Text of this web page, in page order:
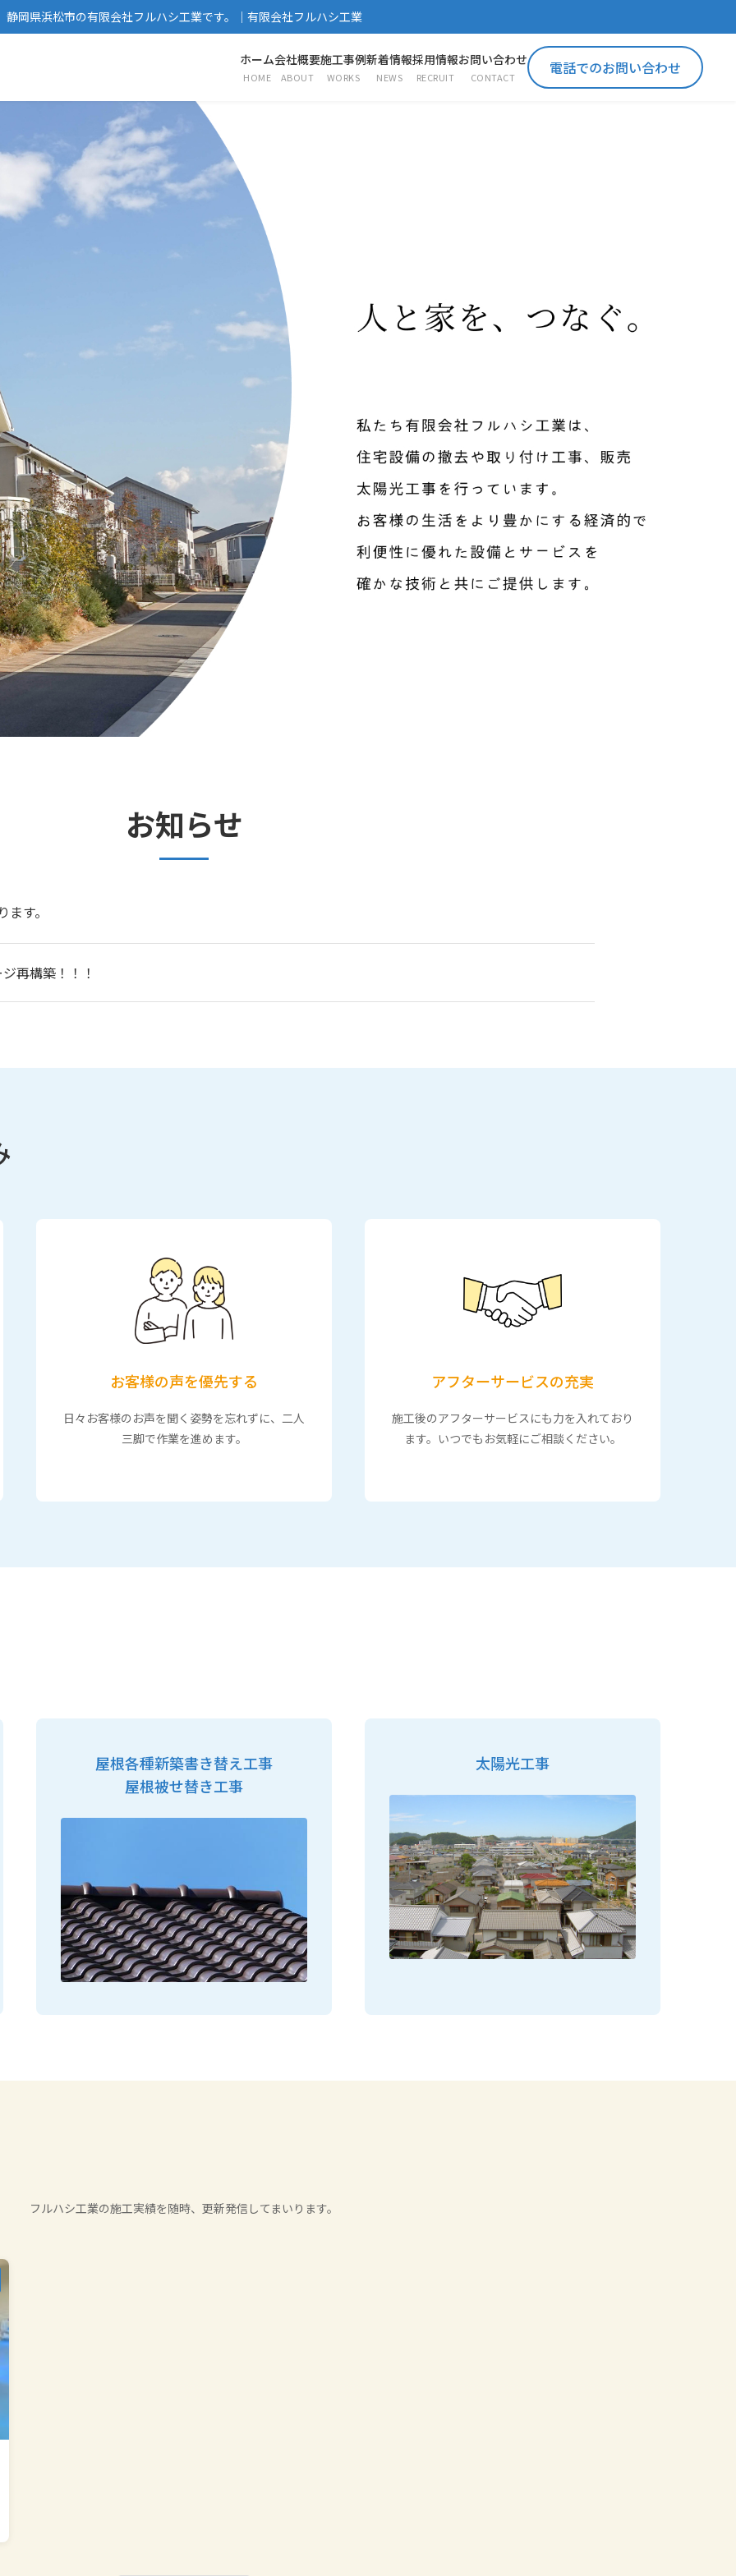
静岡県浜松市の有限会社フルハシ工業です。｜有限会社フルハシ工業
ホーム
HOME
会社概要
ABOUT
施工事例
WORKS
新着情報
NEWS
採用情報
RECRUIT
お問い合わせ
CONTACT 電話でのお問い合わせ
お知らせ
す。
再構築！！！
お客様の声を優先する
日々お客様のお声を聞く姿勢を忘れずに、二人
三脚で作業を進めます。
アフターサービスの充実
施工後のアフターサービスにも力を入れており
ます。いつでもお気軽にご相談ください。
屋根各種新築書き替え工事
屋根被せ替き工事
太陽光工事
フルハシ工業の施工実績を随時、更新発信してまいります。